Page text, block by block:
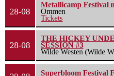
28-08
Metallicamp Festival
Ommen
Tickets
28-08
THE HICKEY
SESSION #3
Wilde Westen (Wilde
Superbloom Festival